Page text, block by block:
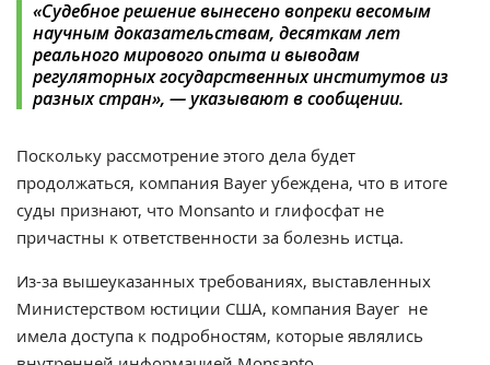
«Судебное решение вынесено вопреки весомым
научным доказательствам, десяткам лет
реального мирового опыта и выводам
регуляторных государственных институтов из
разных стран», — указывают в сообщении.
Поскольку рассмотрение этого дела будет
продолжаться, компания Bayer убеждена, что в итоге
суды признают, что Monsanto и глифосфат не
причастны к ответственности за болезнь истца.
Из-за вышеуказанных требованиях, выставленных
Министерством юстиции США, компания Bayer не
имела доступа к подробностям, которые являлись